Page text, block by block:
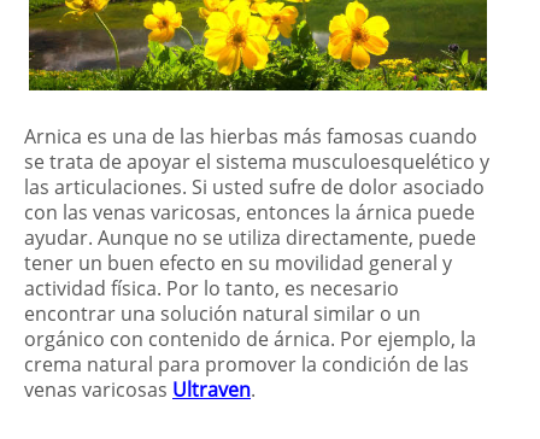
Arnica es una de las hierbas más famosas cuando
se trata de apoyar el sistema musculoesquelético y
las articulaciones. Si usted sufre de dolor asociado
con las venas varicosas, entonces la árnica puede
ayudar. Aunque no se utiliza directamente, puede
tener un buen efecto en su movilidad general y
actividad física. Por lo tanto, es necesario
encontrar una solución natural similar o un
orgánico con contenido de árnica. Por ejemplo, la
crema natural para promover la condición de las
venas varicosas Ultraven.